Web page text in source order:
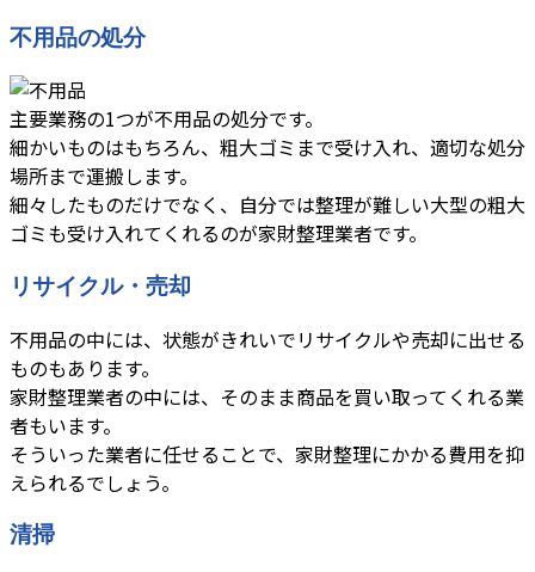
不用品の処分
主要業務の1つが不用品の処分です。
細かいものはもちろん、粗大ゴミまで受け入れ、適切な処分
場所まで運搬します。
細々したものだけでなく、自分では整理が難しい大型の粗大
ゴミも受け入れてくれるのが家財整理業者です。
リサイクル・売却
不用品の中には、状態がきれいでリサイクルや売却に出せる
ものもあります。
家財整理業者の中には、そのまま商品を買い取ってくれる業
者もいます。
そういった業者に任せることで、家財整理にかかる費用を抑
えられるでしょう。
清掃